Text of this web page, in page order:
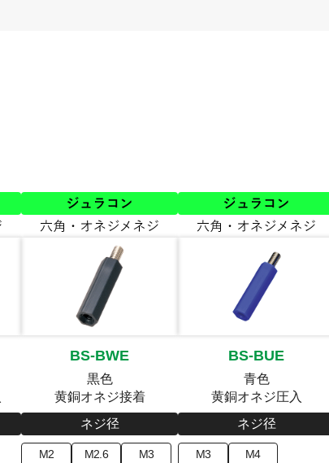
BS-BWE
黒色
黄銅オネジ接着
ネジ径
M2 M2.6
M3
BS-BUE
青色
黄銅オネジ圧入
ネジ径
M3 M4